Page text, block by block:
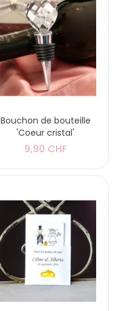
Bouchon de bouteille
'Coeur cristal'
9,90 CHF